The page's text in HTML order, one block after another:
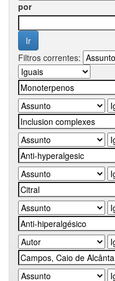
por
Filtros correntes: